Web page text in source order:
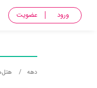
ورود عضویت
دهه